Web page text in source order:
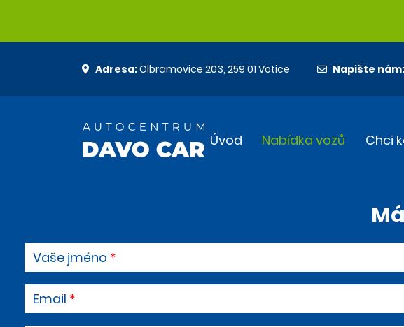
Adresa:Olbramovice 203, 259 01 Votice Napište nám:
Úvod Nabídka vozů Chci
Vaše jméno
Email